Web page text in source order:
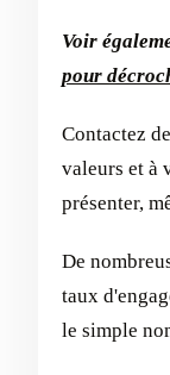
Voir
pour
Contactez
valeurs et à
présenter,
De
taux
le simple